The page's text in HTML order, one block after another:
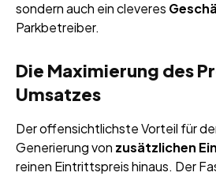
sondern auch ein cleveres
Parkbetreiber.
Die Maximierung des
Umsatzes
Der offensichtlichste Vorteil für
Generierung von zusätzlichen
reinen Eintrittspreis hinaus. Der